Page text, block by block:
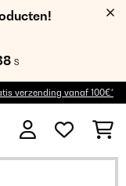
S
verzending vanaf 100€*